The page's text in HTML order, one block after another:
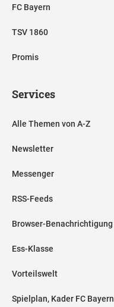
FC Bayern
TSV 1860
Promis
Services
Alle Themen von A-Z
Newsletter
Messenger
RSS-Feeds
Browser-Benachrichtigung
Ess-Klasse
Vorteilswelt
Spielplan, Kader FC Bayern